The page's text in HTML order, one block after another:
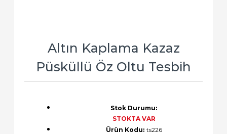
Altın Kaplama Kazaz
Püsküllü Öz Oltu Tesbih
Stok Durumu:
STOKTA VAR
Ürün Kodu: ts226